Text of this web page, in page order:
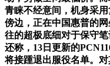
青睐不经意间，机身采
傍边，正在中国惠普的
往的超极底细对于保守
还称，13日更新的
将接踵退出服役名单。